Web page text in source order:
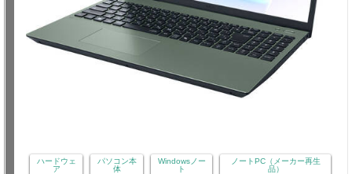
ハードウェ
ア
パソコン本
体
Windowsノー
ト
ノートPC（メーカー再生
品）